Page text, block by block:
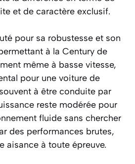
et de caractère exclusif.
pour sa robustesse et son
à la Century de
même à basse vitesse,
pour une voiture de
à être conduite par
reste modérée pour
fluide sans chercher
des performances brutes,
aisance à toute épreuve.